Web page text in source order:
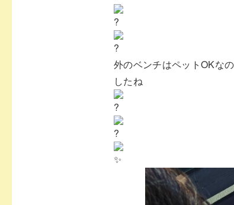
外のベンチはペットOKな
したね